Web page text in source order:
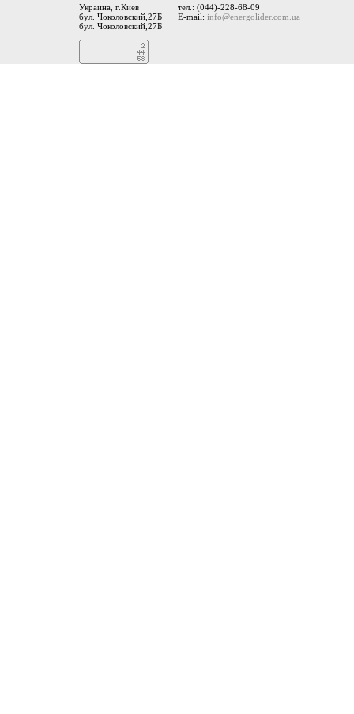
Украина, г.Киев
бул. Чоколовский,27Б
бул. Чоколовский,27Б
тел.: (044)-228-68-09
E-mail: info@energolider.com.ua